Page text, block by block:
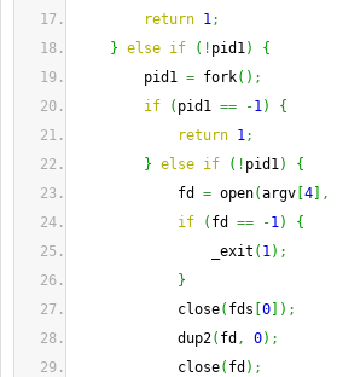
return 1;
} else if ( ! pid1)
{
pid1 = fork( ) ;
if
( pid1 == -1)
{
return 1;
} else if ( ! pid1)
{
fd = open(argv 4 ,
if
( fd == -1)
{
_exit ( 1) ;
}
close( fds 0 ) ;
dup2( fd , 0) ;
close( fd ) ;